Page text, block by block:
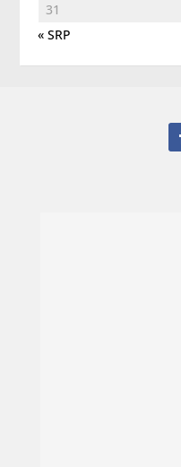
31
« SRP